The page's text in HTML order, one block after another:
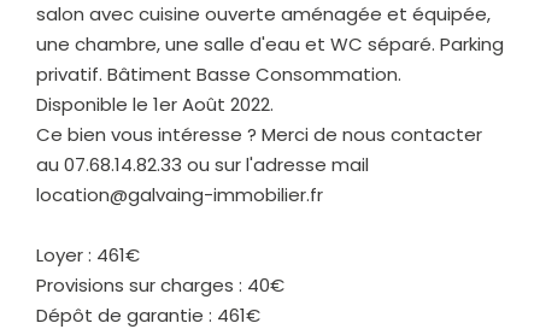
salon avec cuisine ouverte aménagée et équipée,
une chambre, une salle d'eau et WC séparé. Parking
privatif. Bâtiment Basse Consommation.
Disponible le 1er Août 2022.
Ce bien vous intéresse ? Merci de nous contacter
au 07.68.14.82.33 ou sur l'adresse mail
location@galvaing-immobilier.fr
Loyer : 461€
Provisions sur charges : 40€
Dépôt de garantie : 461€